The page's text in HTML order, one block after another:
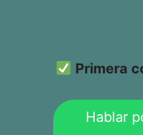
Primera
Hablar